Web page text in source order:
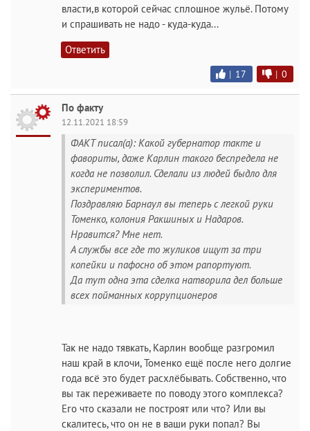
власти,в которой сейчас сплошное жульё. Потому
и спрашивать не надо - куда-куда...
Ответить
| 17 | 0
По факту
12.11.2021 18:59
ФАКТ писал(а): Какой губернатор такте и
фавориты, даже Карлин такого беспредела не
когда не позволил. Сделали из людей быдло для
экспериментов.
Поздравляю Барнаул вы теперь с легкой руки
Томенко, колония Ракшиных и Надаров.
Нравится? Мне нет.
А службы все где то жуликов ищут за три
копейки и пафосно об этом рапортуют.
Да тут одна эта сделка натворила дел больше
всех пойманных коррупционеров
Так не надо тявкать, Карлин вообще разгромил
наш край в клочи, Томенко ещё после него долгие
года всё это будет расхлёбывать. Собственно, что
вы так переживаете по поводу этого комплекса?
Его что сказали не построят или что? Или вы
скалитесь, что он не в ваши руки попал? Вы